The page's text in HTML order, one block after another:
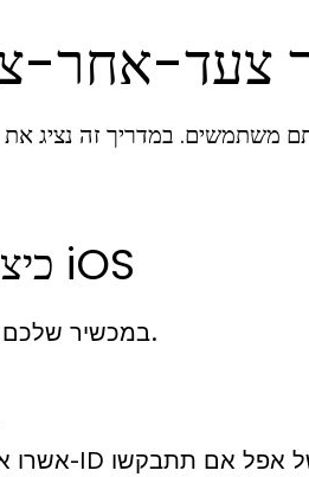
כיצד להוריד במכשירי iOS
פתחו את ה-App Store במכשיר שלכם.